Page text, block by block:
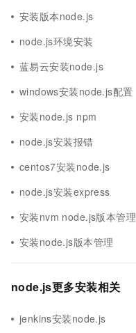
安装版本node.js
node.js环境安装
蓝易云安装node.js
windows安装node.js配置
安装node.js npm
node.js安装报错
centos7安装node.js
node.js安装express
安装nvm node.js版本管理
安装node.js版本管理
node.js更多安装相关
jenkins安装node.js